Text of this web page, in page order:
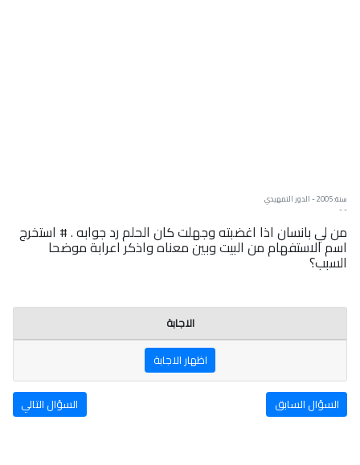
سنة: 2005 - الدور التمهيدي
من لي بانسان اذا اغضبته وجهلت كان الحلم رد جوابه . # استخرج
اسم الاستفهام من البيت وبين معناه واذكر اعرابة موضحا
السبب؟
الاجابة
اظهار الاجابة
السؤال السابق السؤال التالي